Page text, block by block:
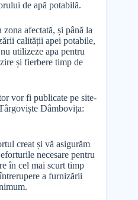
de apă potabilă.
afectată, și până la
calității apei potabile,
utilizeze apa pentru
și fierbere timp de
vor fi publicate pe site-
Dâmbovița:
creat și vă asigurăm
necesare pentru
în cel mai scurt timp
a furnizării